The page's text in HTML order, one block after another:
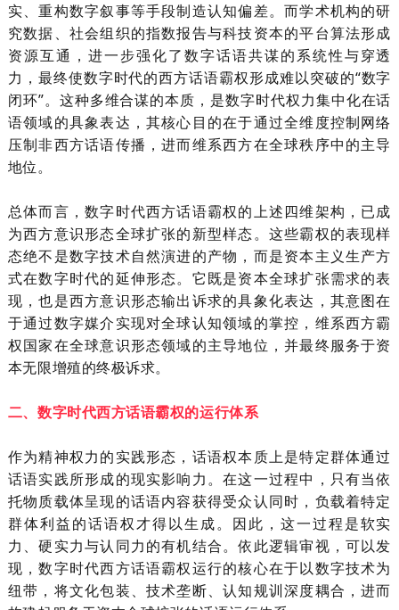
实、重构数字叙事等手段制造认知偏差。而学术机构的研
究数据、社会组织的指数报告与科技资本的平台算法形成
资源互通，进一步强化了数字话语共谋的系统性与穿透
力，最终使数字时代的西方话语霸权形成难以突破的“数字
闭环”。这种多维合谋的本质，是数字时代权力集中化在话
语领域的具象表达，其核心目的在于通过全维度控制网络
压制非西方话语传播，进而维系西方在全球秩序中的主导
地位。
总体而言，数字时代西方话语霸权的上述四维架构，已成
为西方意识形态全球扩张的新型样态。这些霸权的表现样
态绝不是数字技术自然演进的产物，而是资本主义生产方
式在数字时代的延伸形态。它既是资本全球扩张需求的表
现，也是西方意识形态输出诉求的具象化表达，其意图在
于通过数字媒介实现对全球认知领域的掌控，维系西方霸
权国家在全球意识形态领域的主导地位，并最终服务于资
本无限增殖的终极诉求。
二、数字时代西方话语霸权的运行体系
作为精神权力的实践形态，话语权本质上是特定群体通过
话语实践所形成的现实影响力。在这一过程中，只有当依
托物质载体呈现的话语内容获得受众认同时，负载着特定
群体利益的话语权才得以生成。因此，这一过程是软实
力、硬实力与认同力的有机结合。依此逻辑审视，可以发
现，数字时代西方话语霸权运行的核心在于以数字技术为
纽带，将文化包装、技术垄断、认知规训深度耦合，进而